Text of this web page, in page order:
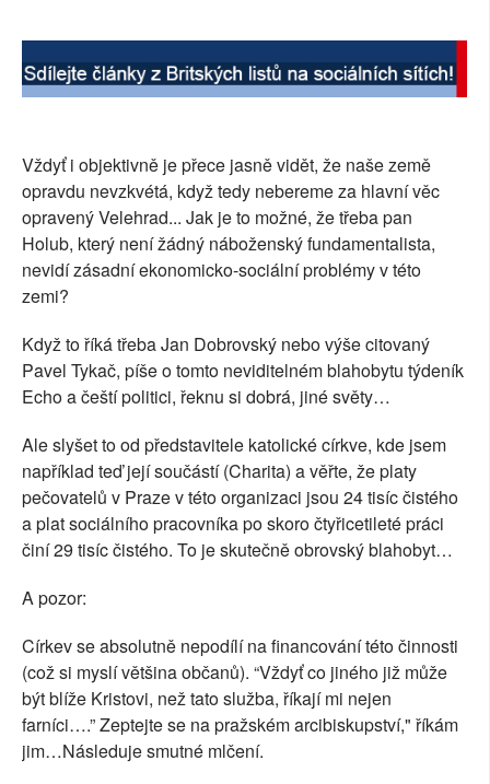
Vždyť i objektivně je přece jasně vidět, že naše země
opravdu nevzkvétá, když tedy nebereme za hlavní věc
opravený Velehrad... Jak je to možné, že třeba pan
Holub, který není žádný náboženský fundamentalista,
nevidí zásadní ekonomicko-sociální problémy v této
zemi?
Když to říká třeba Jan Dobrovský nebo výše citovaný
Pavel Tykač, píše o tomto neviditelném blahobytu týdeník
Echo a čeští politici, řeknu si dobrá, jiné světy…
Ale slyšet to od představitele katolické církve, kde jsem
například teď její součástí (Charita) a věřte, že platy
pečovatelů v Praze v této organizaci jsou 24 tisíc čistého
a plat sociálního pracovníka po skoro čtyřicetileté práci
činí 29 tisíc čistého. To je skutečně obrovský blahobyt…
A pozor:
Církev se absolutně nepodílí na financování této činnosti
(což si myslí většina občanů). “Vždyť co jiného již může
být blíže Kristovi, než tato služba, říkají mi nejen
farníci….” Zeptejte se na pražském arcibiskupství," říkám
jim…Následuje smutné mlčení.